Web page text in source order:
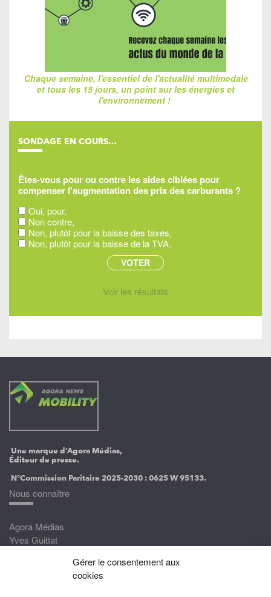
Gérer le consentement aux
cookies
Chaque semaine, l'essentiel de l'actualité multimodale
et tous les 15 jours, un point sur les énergies et
l'environnement !
SONDAGE EN COURS…
Êtes-vous pour ou contre les aides ciblées pour
compenser l'augmentation des prix des carburants ?
Oui, pour,
Non contre,
Non, plutôt pour la baisse des taxes,
Non, plutôt pour la baisse de la TVA,
Voir les résultats
Une marque d’Agora Médias,
Éditeur de presse.
N°Commission Paritaire 2025-2030 :0625 W 95133.
Nous connaître
Agora Médias
Yves Guittat